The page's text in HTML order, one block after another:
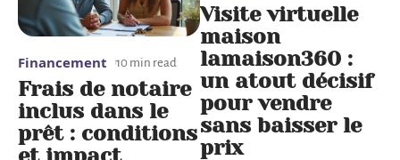
Financement 10 min read
Frais de notaire
inclus dans le
prêt : conditions
Visite virtuelle
maison
lamaison360 :
un atout décisif
pour vendre
sans baisser le
prix